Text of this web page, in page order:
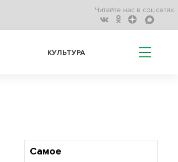
Читайте нас в соц.сетях:
КУЛЬТУРА
Самое